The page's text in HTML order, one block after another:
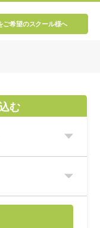
ご希望のスクール様へ
む